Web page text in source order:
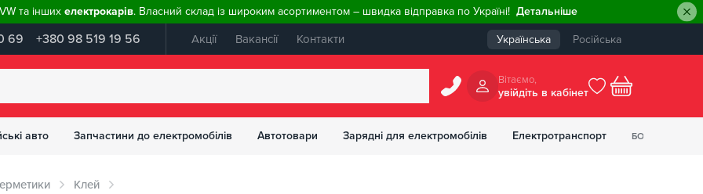
та інших електрокарів. Власний склад із широким асортиментом – швидка відправка по Україні! Детальніше
69 +380 98 519 19 56 Акції Вакансії Контакти Українська Російська
Вiтаємо,
увiйдiть в кабiнет
БОНУСІВ
авто Запчастини до електромобілів Автотовари Зарядні для електромобілів Електротранспорт
Клей